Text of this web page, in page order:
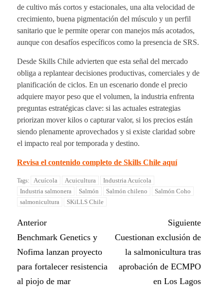
de cultivo más cortos y estacionales, una alta velocidad de
crecimiento, buena pigmentación del músculo y un perfil
sanitario que le permite operar con manejos más acotados,
aunque con desafíos específicos como la presencia de SRS.
Desde Skills Chile advierten que esta señal del mercado
obliga a replantear decisiones productivas, comerciales y de
planificación de ciclos. En un escenario donde el precio
adquiere mayor peso que el volumen, la industria enfrenta
preguntas estratégicas clave: si las actuales estrategias
priorizan mover kilos o capturar valor, si los precios están
siendo plenamente aprovechados y si existe claridad sobre
el impacto real por temporada y destino.
Revisa el contenido completo de Skills Chile aquí
Tags: Acuícola Acuicultura
Industria Acuícola
Industria salmonera
Salmón Salmón chileno
Salmón Coho
salmonicultura
SKiLLS Chile
Anterior
Benchmark Genetics y
Nofima lanzan proyecto
para fortalecer resistencia
al piojo de mar
Siguiente
Cuestionan exclusión de
la salmonicultura tras
aprobación de ECMPO
en Los Lagos